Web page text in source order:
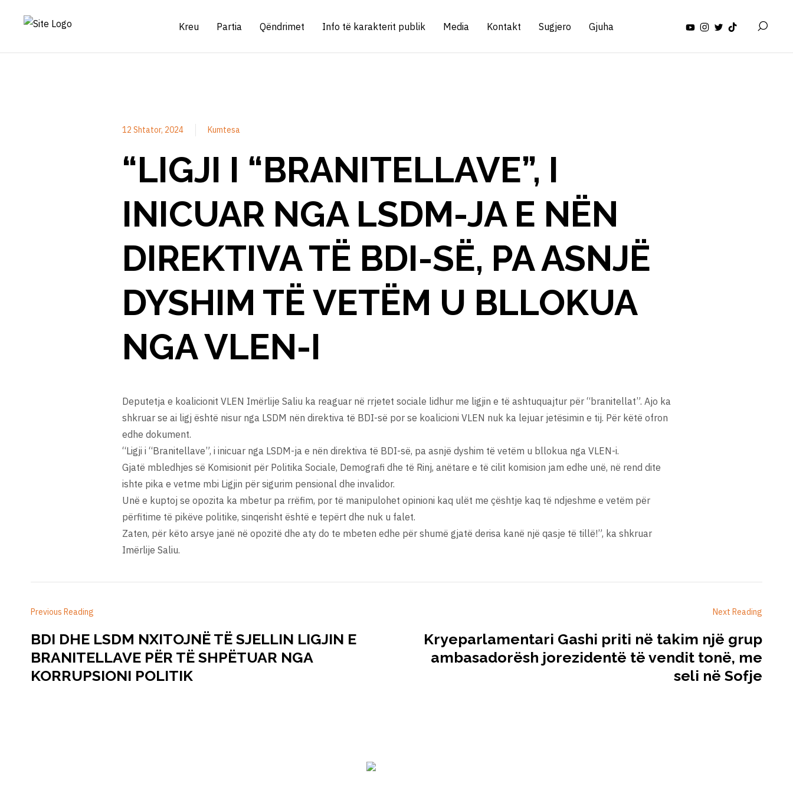
Kreu Partia Qëndrimet Info të karakterit publik Media Kontakt Sugjero Gjuha
12 Shtator, 2024 Kumtesa
“LIGJI I “BRANITELLAVE”, I
INICUAR NGA LSDM-JA E NËN
DIREKTIVA TË BDI-SË, PA ASNJË
DYSHIM TË VETËM U BLLOKUA
NGA VLEN-I
Deputetja e koalicionit VLEN Imërlije Saliu ka reaguar në rrjetet sociale lidhur me ligjin e të ashtuquajtur për “branitellat”. Ajo ka
shkruar se ai ligj është nisur nga LSDM nën direktiva të BDI-së por se koalicioni VLEN nuk ka lejuar jetësimin e tij. Për këtë ofron
edhe dokument.
“Ligji i “Branitellave”, i inicuar nga LSDM-ja e nën direktiva të BDI-së, pa asnjë dyshim të vetëm u bllokua nga VLEN-i.
Gjatë mbledhjes së Komisionit për Politika Sociale, Demografi dhe të Rinj, anëtare e të cilit komision jam edhe unë, në rend dite
ishte pika e vetme mbi Ligjin për sigurim pensional dhe invalidor.
Unë e kuptoj se opozita ka mbetur pa rrëfim, por të manipulohet opinioni kaq ulët me çështje kaq të ndjeshme e vetëm për
përfitime të pikëve politike, sinqerisht është e tepërt dhe nuk u falet.
Zaten, për këto arsye janë në opozitë dhe aty do te mbeten edhe për shumë gjatë derisa kanë një qasje të tillë!”, ka shkruar
Imërlije Saliu.
Previous Reading
BDI DHE LSDM NXITOJNË TË SJELLIN LIGJIN E
BRANITELLAVE PËR TË SHPËTUAR NGA
KORRUPSIONI POLITIK
Next Reading
Kryeparlamentari Gashi priti në takim një grup
ambasadorësh jorezidentë të vendit tonë, me
seli në Sofje